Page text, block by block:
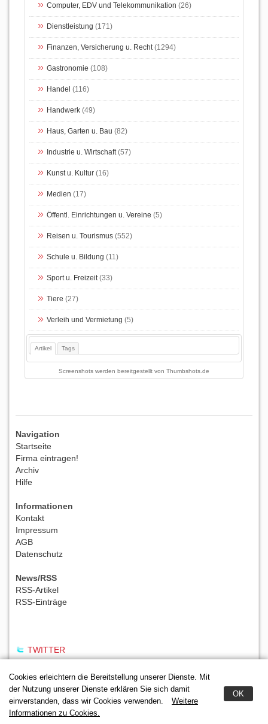
Cookies erleichtern die Bereitstellung unserer Dienste. Mit
der Nutzung unserer Dienste erklären Sie sich damit
einverstanden, dass wir Cookies verwenden.
Weitere
Informationen zu Cookies.
OK
Computer, EDV und Telekommunikation (26)
Dienstleistung (171)
Finanzen, Versicherung u. Recht(1294)
Gastronomie (108)
Handel (116)
Handwerk (49)
Haus, Garten u. Bau (82)
Industrie u. Wirtschaft(57)
Kunst u. Kultur (16)
Medien (17)
Öffentl. Einrichtungen u. Vereine (5)
Reisen u. Tourismus (552)
Schule u. Bildung (11)
Sport u. Freizeit(33)
Tiere (27)
Verleih und Vermietung (5)
Artikel Tags
Screenshots werden bereitgestellt von Thumbshots.de
Navigation
Startseite
Firma eintragen!
Archiv
Hilfe
Informationen
Kontakt
Impressum
AGB
Datenschutz
News/RSS
RSS-Artikel
RSS-Einträge
TWITTER